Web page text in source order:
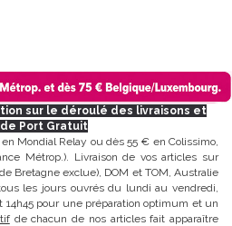
sur le déroulé des livraisons et
Port Gratuit
Mondial Relay ou dès 55 € en Colissimo,
Métrop.). Livraison de vos articles sur
Bretagne exclue), DOM et TOM, Australie
les jours ouvrés du lundi au vendredi,
14h45 pour une préparation optimum et un
de chacun de nos articles fait apparaître